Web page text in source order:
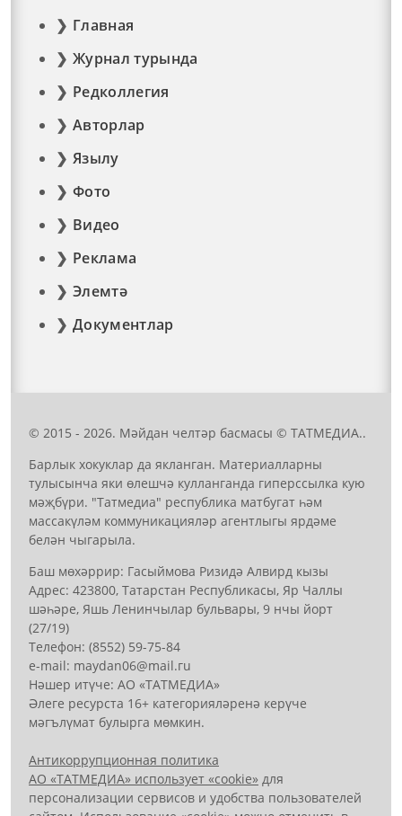
Главная
Журнал турында
Редколлегия
Авторлар
Язылу
Фото
Видео
Реклама
Элемтә
Документлар
© 2015 - 2026. Мәйдан челтәр басмасы © ТАТМЕДИА..
Барлык хокуклар да якланган. Материалларны
тулысынча яки өлешчә кулланганда гиперссылка кую
мәҗбүри. "Татмедиа" республика матбугат һәм
массакүләм коммуникацияләр агентлыгы ярдәме
белән чыгарыла.
Баш мөхәррир: Гасыймова Ризидә Алвирд кызы
Адрес: 423800, Татарстан Республикасы, Яр Чаллы
шәһәре, Яшь Ленинчылар бульвары, 9 нчы йорт
(27/19)
Телефон: (8552) 59-75-84
е-mail: mауdаn06@mail.гu
Нәшер итүче: АО «ТАТМЕДИА»
Әлеге ресурста 16+ категорияләренә керүче
мәгълүмат булырга мөмкин.
Антикоррупционная политика
АО «ТАТМЕДИА» использует «cookie» для
персонализации сервисов и удобства пользователей